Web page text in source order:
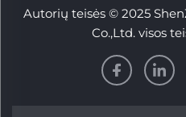
Autorių teisės © 2025
Co.,Ltd. visos